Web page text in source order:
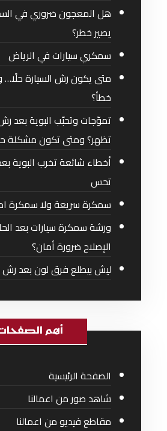
هل المعجون ضروري في
يصير خطر؟
سمكري سيارات في الرياض
متى يكون رش السيارة
خطأ؟
تموّجات وتحبّب البوية بعد
تظهر؟ ومتى تكون مشكلة
أخطاء شائعة تخرب البوية
تحس
سمكرة سريعة ولا سمكرة
ورشة سمكرة سيارات بعد
الإصلاح ضرورة أمان؟
ليش بيطلع فرق لون بعد رش
أهم
الصفحة الرئيسية
شاهد صور من اعمالنا
مقاطع فيديو من اعمالنا